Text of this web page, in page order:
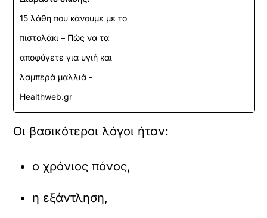
15 λάθη που κάνουμε με το
πιστολάκι – Πώς να τα
αποφύγετε για υγιή και
λαμπερά μαλλιά -
Healthweb.gr
Οι βασικότεροι λόγοι ήταν:
ο χρόνιος πόνος,
η εξάντληση,